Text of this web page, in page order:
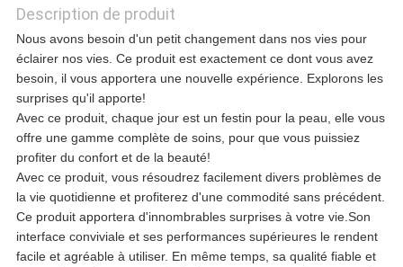
NOUVELLES
LES
AFFAIRES
DEMANDEZ
UN DEVIS
Description de produit
Nous avons besoin d'un petit changement dans nos vies pour
éclairer nos vies. Ce produit est exactement ce dont vous avez
besoin, il vous apportera une nouvelle expérience. Explorons les
surprises qu'il apporte!
Avec ce produit, chaque jour est un festin pour la peau, elle vous
offre une gamme complète de soins, pour que vous puissiez
profiter du confort et de la beauté!
Avec ce produit, vous résoudrez facilement divers problèmes de
la vie quotidienne et profiterez d'une commodité sans précédent.
Ce produit apportera d'innombrables surprises à votre vie.Son
interface conviviale et ses performances supérieures le rendent
facile et agréable à utiliser. En même temps, sa qualité fiable et